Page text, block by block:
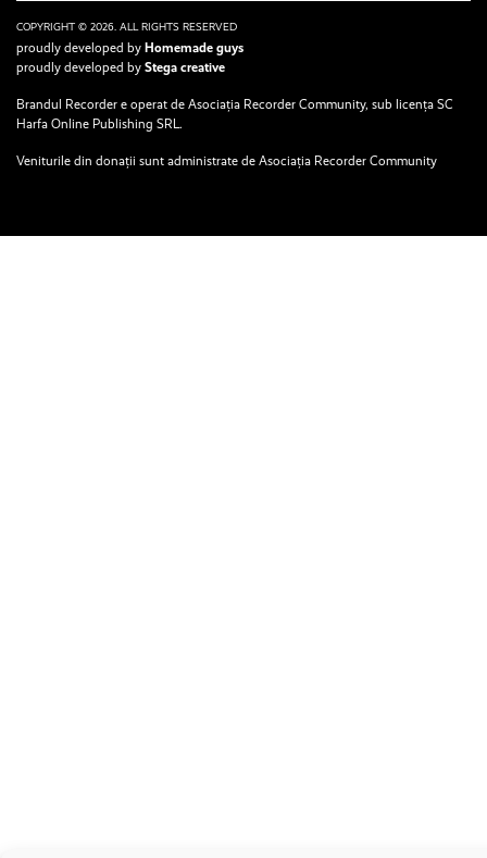
COPYRIGHT © 2026. ALL RIGHTS RESERVED
proudly developed by Homemade guys
proudly developed by Stega creative
Brandul Recorder e operat de Asociația Recorder Community, sub licența SC
Harfa Online Publishing SRL.
Veniturile din donații sunt administrate de Asociația Recorder Community